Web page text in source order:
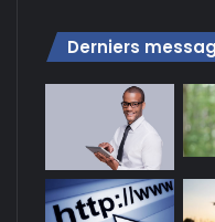
Derniers